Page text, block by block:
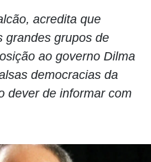
acredita que
grandes grupos de
ao governo Dilma
democracias da
dever de informar com